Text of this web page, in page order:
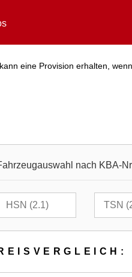
eine Provision erhalten,
nach KBA-